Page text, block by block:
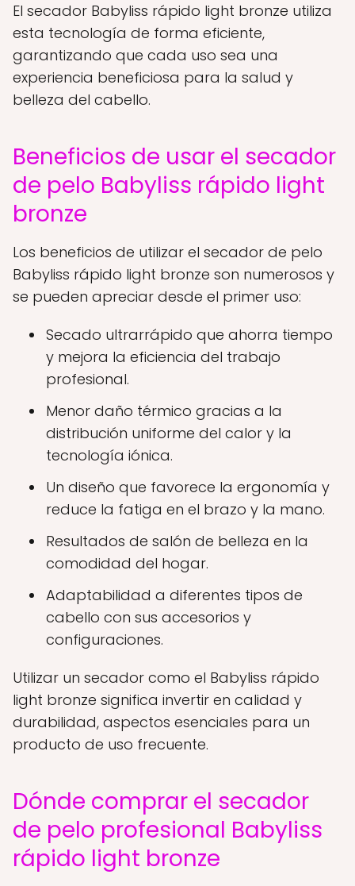
El secador Babyliss rápido light bronze utiliza
esta tecnología de forma eficiente,
garantizando que cada uso sea una
experiencia beneficiosa para la salud y
belleza del cabello.
Beneficios de usar el secador
de pelo Babyliss rápido light
bronze
Los beneficios de utilizar el secador de pelo
Babyliss rápido light bronze son numerosos y
se pueden apreciar desde el primer uso:
Secado ultrarrápido que ahorra tiempo
y mejora la eficiencia del trabajo
profesional.
Menor daño térmico gracias a la
distribución uniforme del calor y la
tecnología iónica.
Un diseño que favorece la ergonomía y
reduce la fatiga en el brazo y la mano.
Resultados de salón de belleza en la
comodidad del hogar.
Adaptabilidad a diferentes tipos de
cabello con sus accesorios y
configuraciones.
Utilizar un secador como el Babyliss rápido
light bronze significa invertir en calidad y
durabilidad, aspectos esenciales para un
producto de uso frecuente.
Dónde comprar el secador
de pelo profesional Babyliss
rápido light bronze